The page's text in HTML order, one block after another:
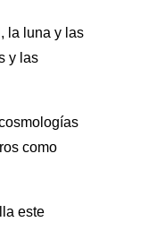
la luna y las
y las
como
este